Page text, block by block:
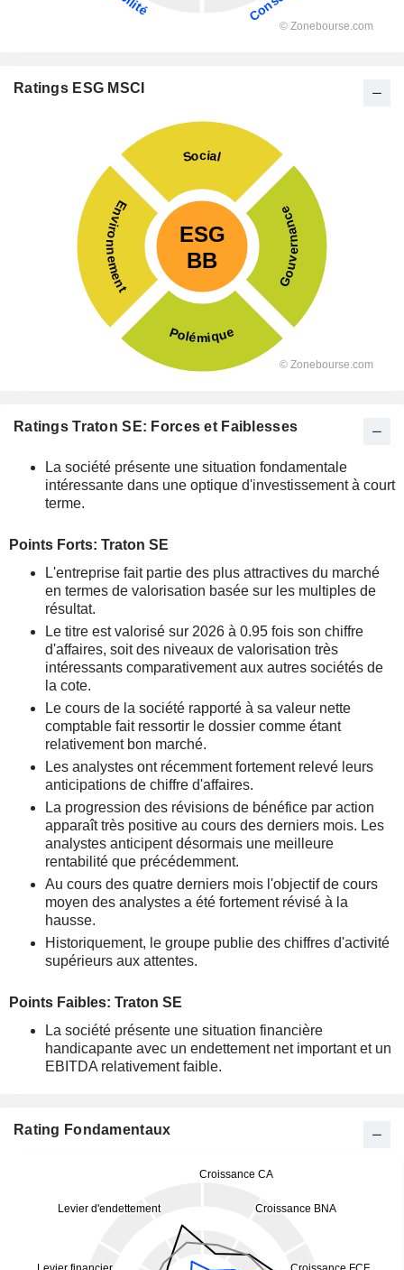
Ratings ESG MSCI
Ratings Traton SE: Forces et Faiblesses
La société présente une situation fondamentale
intéressante dans une optique d'investissement à court
terme.
Points Forts: Traton SE
L'entreprise fait partie des plus attractives du marché
en termes de valorisation basée sur les multiples de
résultat.
Le titre est valorisé sur 2026 à 0.95 fois son chiffre
d'affaires, soit des niveaux de valorisation très
intéressants comparativement aux autres sociétés de
la cote.
Le cours de la société rapporté à sa valeur nette
comptable fait ressortir le dossier comme étant
relativement bon marché.
Les analystes ont récemment fortement relevé leurs
anticipations de chiffre d'affaires.
La progression des révisions de bénéfice par action
apparaît très positive au cours des derniers mois. Les
analystes anticipent désormais une meilleure
rentabilité que précédemment.
Au cours des quatre derniers mois l'objectif de cours
moyen des analystes a été fortement révisé à la
hausse.
Historiquement, le groupe publie des chiffres d'activité
supérieurs aux attentes.
Points Faibles: Traton SE
La société présente une situation financière
handicapante avec un endettement net important et un
EBITDA relativement faible.
Rating Fondamentaux